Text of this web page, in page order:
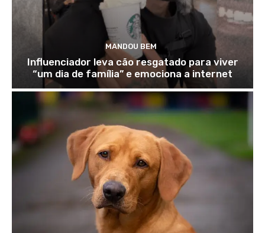
MANDOU BEM
Influenciador leva cão resgatado para viver
“um dia de família” e emociona a internet